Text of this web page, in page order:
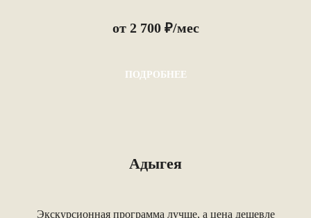
от 2 700 ₽/мес
ПОДРОБНЕЕ
Адыгея
Экскурсионная программа лучше, а цена дешевле